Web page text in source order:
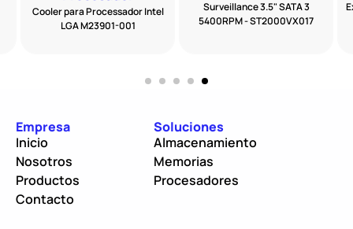
Surveillance 3.5" SATA 3
5400RPM - ST2000VX017
Cooler para Processador Intel
LGA M23901-001
Empresa
Inicio
Nosotros
Productos
Contacto
Soluciones
Almacenamiento
Memorias
Procesadores